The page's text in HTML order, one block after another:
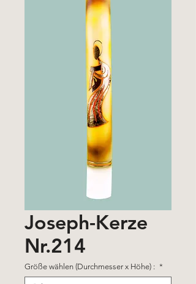
Joseph-Kerze
Nr.214
Größe wählen (Durchmesser x Höhe) : *